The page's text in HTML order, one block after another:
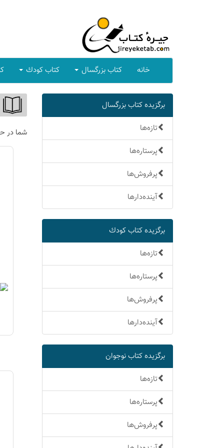
خانه كتاب بزرگسال كتاب كودك
برگزیده كتاب بزرگسال
تازه‌ها
پرستاره‌ها
پرفروش‌ها
آینده‌دارها
برگزیده كتاب كودك
تازه‌ها
پرستاره‌ها
پرفروش‌ها
آینده‌دارها
برگزیده كتاب نوجوان
تازه‌ها
پرستاره‌ها
پرفروش‌ها
شما در